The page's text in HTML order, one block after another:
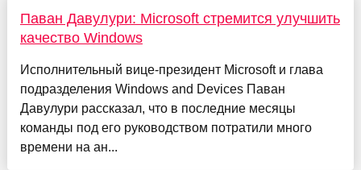
Паван Давулури: Microsoft стремится улучшить
качество Windows
Исполнительный вице-президент Microsoft и глава
подразделения Windows and Devices Паван
Давулури рассказал, что в последние месяцы
команды под его руководством потратили много
времени на ан...